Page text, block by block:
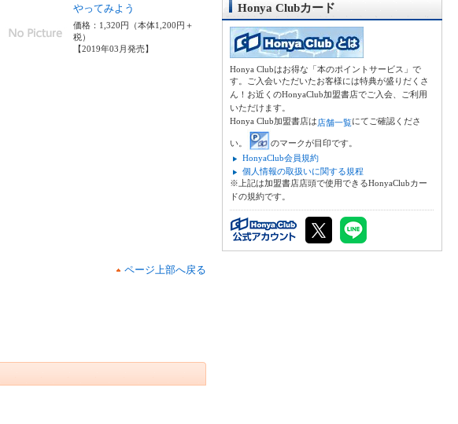
やってみよう
価格：1,320円（本体1,200円＋
税）
【2019年03月発売】
ページ上部へ戻る
Honya Clubカード
Honya Clubはお得な「本のポイントサービス」で
す。ご入会いただいたお客様には特典が盛りだくさ
ん！お近くのHonyaClub加盟書店でご入会、ご利用
いただけます。
Honya Club加盟書店は店舗一覧にてご確認くださ
い。
のマークが目印です。
HonyaClub会員規約
個人情報の取扱いに関する規程
※上記は加盟書店店頭で使用できるHonyaClubカー
ドの規約です。